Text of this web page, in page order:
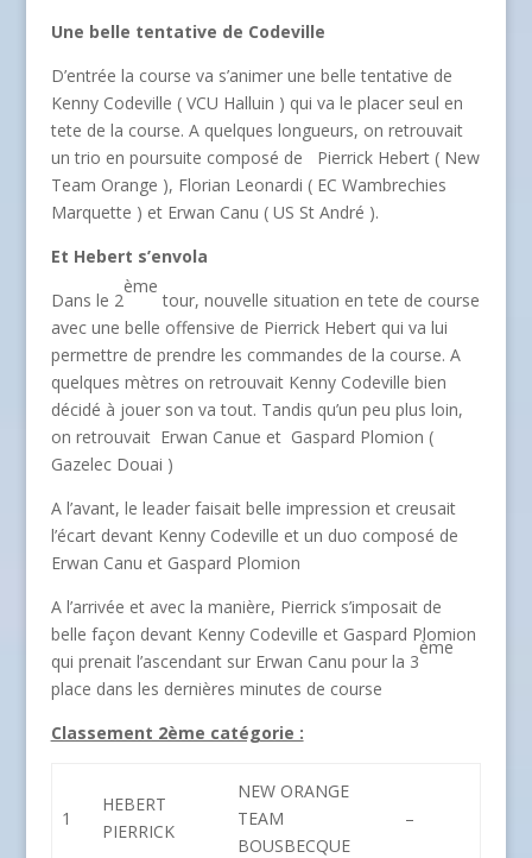
Une belle tentative de Codeville
D’entrée la course va s’animer une belle tentative de
Kenny Codeville ( VCU Halluin ) qui va le placer seul en
tete de la course. A quelques longueurs, on retrouvait
un trio en poursuite composé de Pierrick Hebert ( New
Team Orange ), Florian Leonardi ( EC Wambrechies
Marquette ) et Erwan Canu ( US St André ).
Et Hebert s’envola
Dans le 2
ème
tour, nouvelle situation en tete de course
avec une belle offensive de Pierrick Hebert qui va lui
permettre de prendre les commandes de la course. A
quelques mètres on retrouvait Kenny Codeville bien
décidé à jouer son va tout. Tandis qu’un peu plus loin,
on retrouvait Erwan Canue et Gaspard Plomion (
Gazelec Douai )
A l’avant, le leader faisait belle impression et creusait
l’écart devant Kenny Codeville et un duo composé de
Erwan Canu et Gaspard Plomion
A l’arrivée et avec la manière, Pierrick s’imposait de
belle façon devant Kenny Codeville et Gaspard Plomion
qui prenait l’ascendant sur Erwan Canu pour la 3
ème
place dans les dernières minutes de course
Classement 2ème catégorie :
1
HEBERT
PIERRICK
NEW ORANGE
TEAM
BOUSBECQUE
–